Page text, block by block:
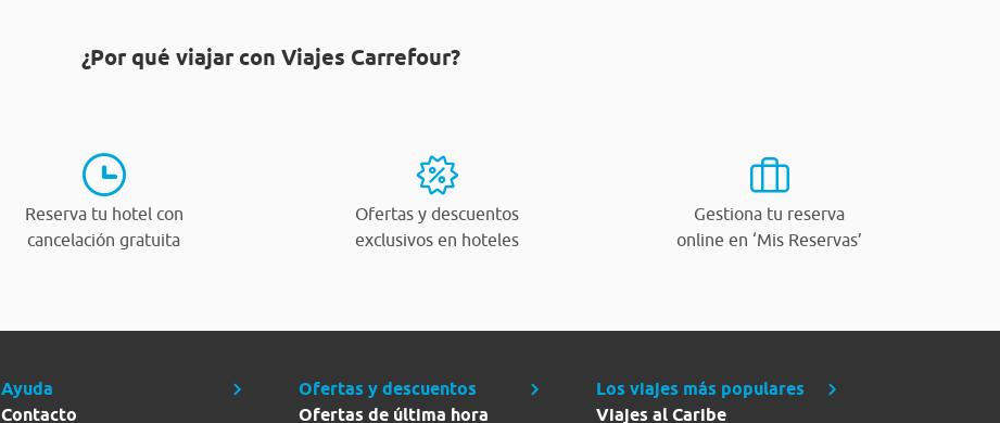
¿Por qué viajar con Viajes Carrefour?
Reserva tu hotel con
cancelación gratuita
Ofertas y descuentos
exclusivos en hoteles
Gestiona tu reserva
online en ‘Mis Reservas’
Ayuda
Contacto
Ofertas y descuentos
Ofertas de última hora
Los viajes más populares
Viajes al Caribe